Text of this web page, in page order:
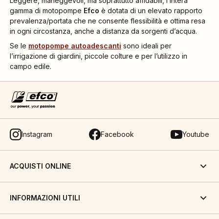
gamma di motopompe Efco è dotata di un elevato rapporto
prevalenza/portata che ne consente flessibilità e ottima resa
in ogni circostanza, anche a distanza da sorgenti d’acqua.
Se le motopompe autoadescanti sono ideali per
l’irrigazione di giardini, piccole colture e per l’utilizzo in
campo edile.
Instagram Facebook Youtube
ACQUISTI ONLINE
INFORMAZIONI UTILI